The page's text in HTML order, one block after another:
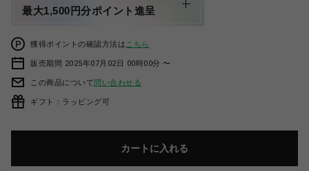
最大1,500円分ポイント進呈
獲得ポイントの確認方法は こちら
販売期間 2025年07月02日 00時00分 〜
この商品について問い合わせる
ギフト：ラッピング可
カートに入れる